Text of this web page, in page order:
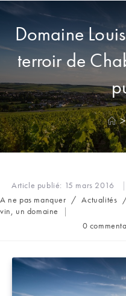
Domaine
terroir de
>
Article publié: 15 mars 2016
Post
category:
A ne pas manquer / Actualités
vin, un domaine
publication :
0